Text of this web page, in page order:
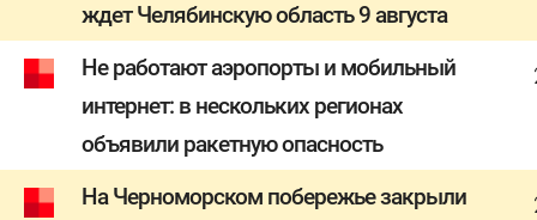
ждет Челябинскую область 9 августа
Не работают аэропорты и мобильный
интернет: в нескольких регионах
объявили ракетную опасность
На Черноморском побережье закрыли